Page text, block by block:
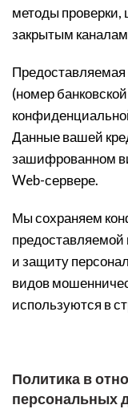
методы
закрытым
(номер
Данные вашей
зашифрованном
Web-сервере.
Мы сохраняем
и защиту
видов
используются в
Политика в
персональных